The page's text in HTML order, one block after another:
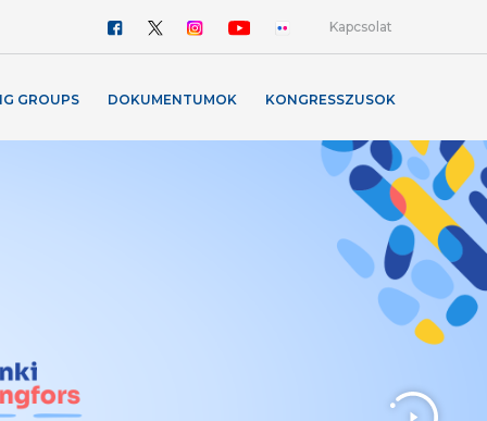
Kapcsolat
GROUPS DOKUMENTUMOK KONGRESSZUSOK